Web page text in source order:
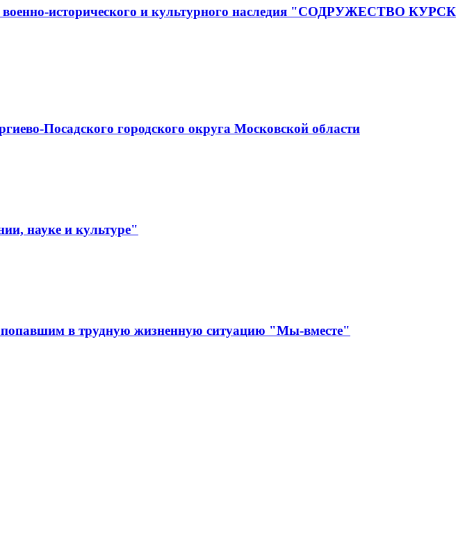
военно-исторического и культурного наследия "СОДРУЖЕСТВО КУРСК
Посадского городского округа Московской области
науке и культуре"
в трудную жизненную ситуацию "Мы-вместе"